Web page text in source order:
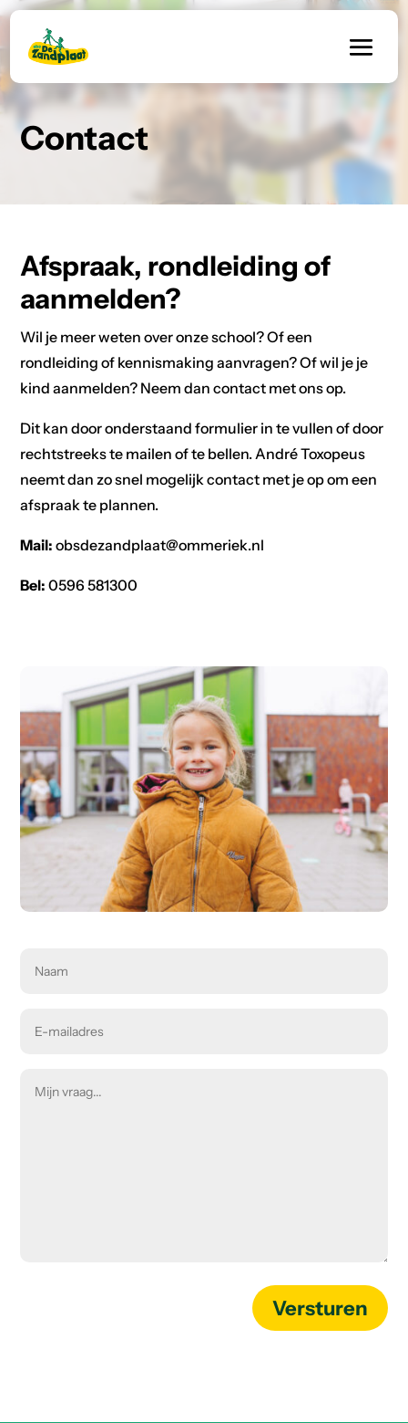
Contact
Afspraak, rondleiding of
aanmelden?
Wil je meer weten over onze school? Of een
rondleiding of kennismaking aanvragen? Of wil je je
kind aanmelden? Neem dan contact met ons op.
Dit kan door onderstaand formulier in te vullen of door
rechtstreeks te mailen of te bellen. André Toxopeus
neemt dan zo snel mogelijk contact met je op om een
afspraak te plannen.
Mail:obsdezandplaat@ommeriek.nl
Bel:0596 581300
Versturen